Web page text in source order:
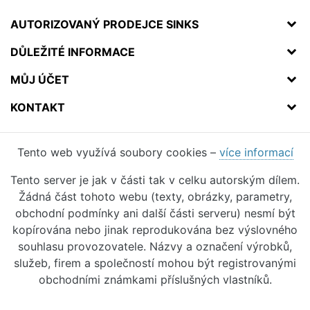
AUTORIZOVANÝ PRODEJCE SINKS
DŮLEŽITÉ INFORMACE
MŮJ ÚČET
KONTAKT
Tento web využívá soubory cookies – více informací
Tento server je jak v části tak v celku autorským dílem.
Žádná část tohoto webu (texty, obrázky, parametry,
obchodní podmínky ani další části serveru) nesmí být
kopírována nebo jinak reprodukována bez výslovného
souhlasu provozovatele. Názvy a označení výrobků,
služeb, firem a společností mohou být registrovanými
obchodními známkami příslušných vlastníků.